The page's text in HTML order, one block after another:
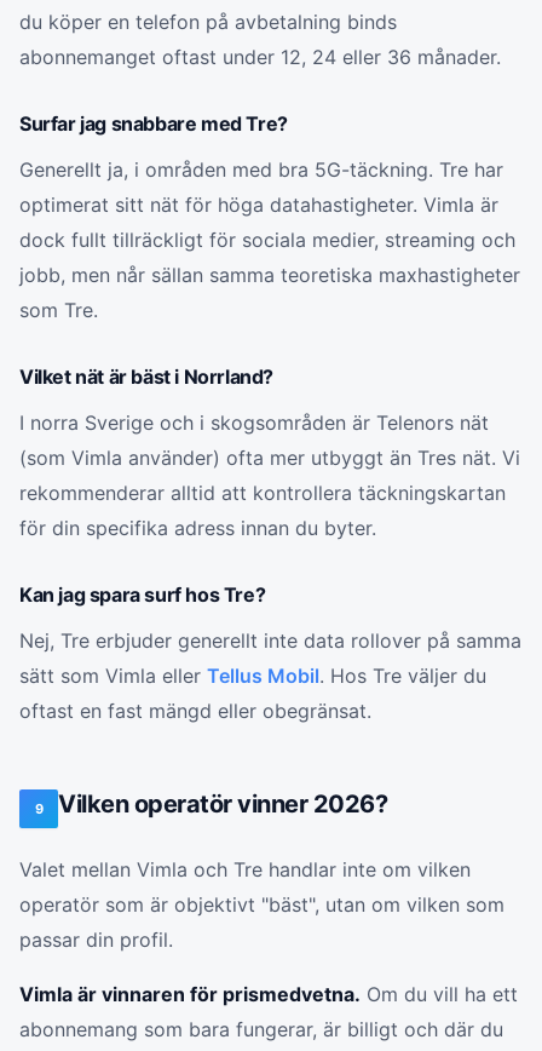
du köper en telefon på avbetalning binds
abonnemanget oftast under 12, 24 eller 36 månader.
Surfar jag snabbare med Tre?
Generellt ja, i områden med bra 5G-täckning. Tre har
optimerat sitt nät för höga datahastigheter. Vimla är
dock fullt tillräckligt för sociala medier, streaming och
jobb, men når sällan samma teoretiska maxhastigheter
som Tre.
Vilket nät är bäst i Norrland?
I norra Sverige och i skogsområden är Telenors nät
(som Vimla använder) ofta mer utbyggt än Tres nät. Vi
rekommenderar alltid att kontrollera täckningskartan
för din specifika adress innan du byter.
Kan jag spara surf hos Tre?
Nej, Tre erbjuder generellt inte data rollover på samma
sätt som Vimla eller Tellus Mobil. Hos Tre väljer du
oftast en fast mängd eller obegränsat.
9 Vilken operatör vinner 2026?
Valet mellan Vimla och Tre handlar inte om vilken
operatör som är objektivt "bäst", utan om vilken som
passar din profil.
Vimla är vinnaren för prismedvetna. Om du vill ha ett
abonnemang som bara fungerar, är billigt och där du